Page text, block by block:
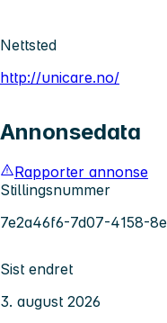
Nettsted
http://unicare.no/
Annonsedata
Rapporter annonse
Stillingsnummer
7e2a46f6-7d07-4158-
Sist endret
3. august 2026